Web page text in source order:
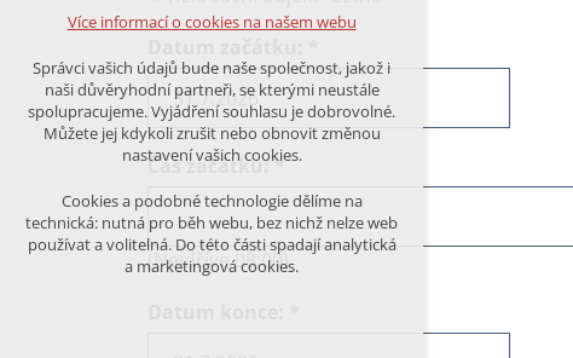
Čas začátku:*
(Nejdříve 08:00)
analytická pro anonymizované
vyhodnocení návštěvnosti
marketingová cookies (Google)
Více informací o cookies na našem webu
ODMÍTNOUT VŠE
Více informací o cookies na našem webu
Správci vašich údajů bude naše společnost, jakož i
naši důvěryhodní partneři, se kterými neustále
spolupracujeme. Vyjádření souhlasu je dobrovolné.
Můžete jej kdykoli zrušit nebo obnovit změnou
nastavení vašich cookies.
Cookies a podobné technologie dělíme na
technická: nutná pro běh webu, bez nichž nelze web
používat a volitelná. Do této části spadají analytická
a marketingová cookies.